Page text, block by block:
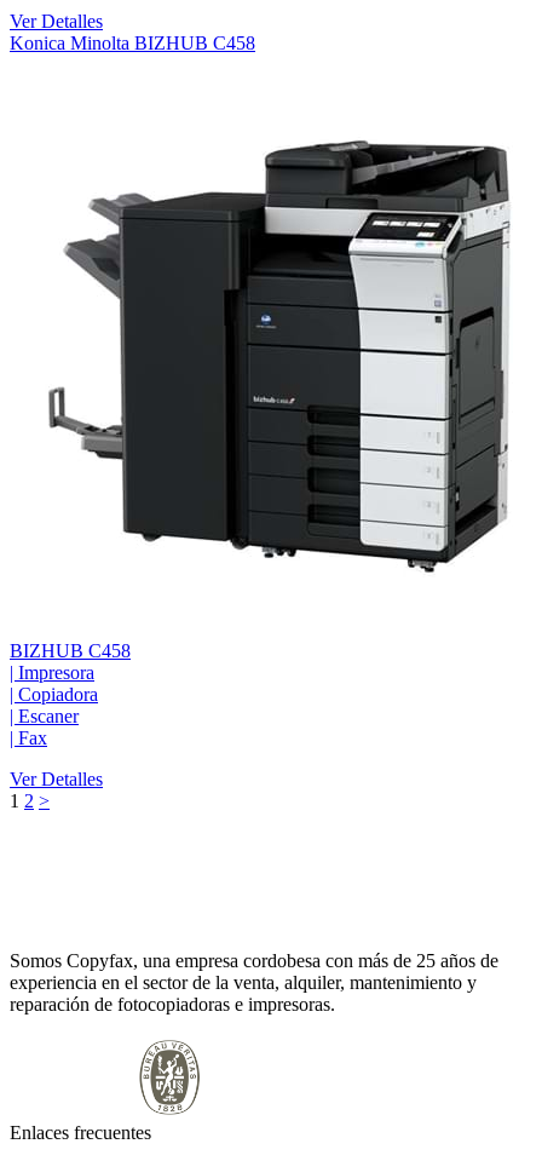
Ver Detalles
Konica Minolta BIZHUB C458
BIZHUB C458
| Impresora
| Copiadora
| Escaner
| Fax
Ver Detalles
1 2 >
Somos Copyfax, una empresa cordobesa con más de 25 años de
experiencia en el sector de la venta, alquiler, mantenimiento y
reparación de fotocopiadoras e impresoras.
Enlaces frecuentes